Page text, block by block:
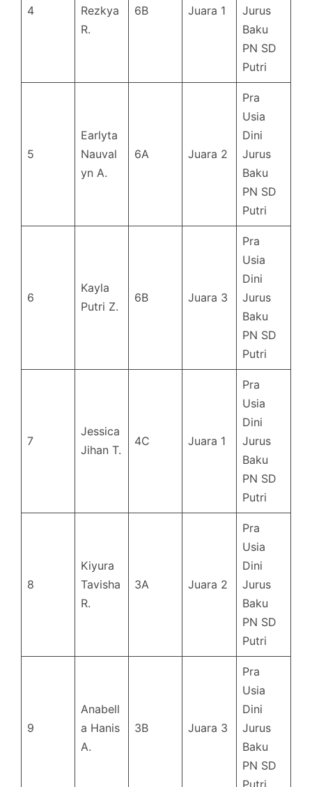
4
Rezkya
R.
6B Juara 1
Jurus
Baku
PN SD
Putri
5
Earlyta
Nauval
yn A.
6A Juara 2
Pra
Usia
Dini
Jurus
Baku
PN SD
Putri
6
Kayla
Putri Z.
6B Juara 3
Pra
Usia
Dini
Jurus
Baku
PN SD
Putri
7
Jessica
Jihan T.
4C Juara 1
Pra
Usia
Dini
Jurus
Baku
PN SD
Putri
8
Kiyura
Tavisha
R.
3A Juara 2
Pra
Usia
Dini
Jurus
Baku
PN SD
Putri
9
Anabell
a Hanis
A.
3B Juara 3
Pra
Usia
Dini
Jurus
Baku
PN SD